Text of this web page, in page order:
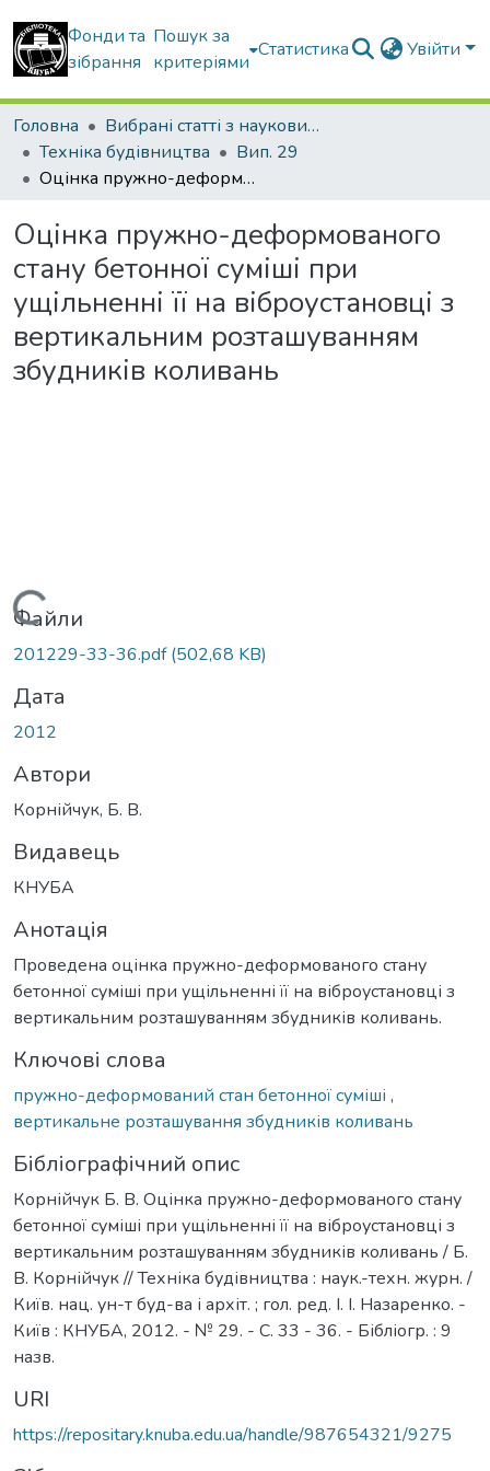
Фонди та
зібрання
Пошук за
критеріями
Статистика Увійти
Головна
Вибрані статті з наукових збірників КНУБА
Техніка будівництва
Вип. 29
Оцінка пружно-деформованого стану бетонної суміші при ущільненні її на віброустановці з вертикальним розташуванням збудників коливань
Оцінка пружно-деформованого
стану бетонної суміші при
ущільненні її на віброустановці з
вертикальним розташуванням
збудників коливань
Вантажиться...
Файли
201229-33-36.pdf(502,68 KB)
Дата
2012
Автори
Корнійчук, Б. В.
Видавець
КНУБА
Анотація
Проведена оцінка пружно-деформованого стану
бетонної суміші при ущільненні її на віброустановці з
вертикальним розташуванням збудників коливань.
Ключові слова
пружно-деформований стан бетонної суміші ,
вертикальне розташування збудників коливань
Бібліографічний опис
Корнійчук Б. В. Оцінка пружно-деформованого стану
бетонної суміші при ущільненні її на віброустановці з
вертикальним розташуванням збудників коливань / Б.
В. Корнійчук // Техніка будівництва : наук.-техн. журн. /
Київ. нац. ун-т буд-ва і архіт. ; гол. ред. І. І. Назаренко. -
Київ : КНУБА, 2012. - № 29. - С. 33 - 36. - Бібліогр. : 9
назв.
URI
https://repositary.knuba.edu.ua/handle/987654321/9275